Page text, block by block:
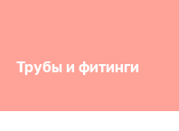
Трубы и фитинги